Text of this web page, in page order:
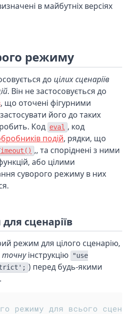
в майбутніх версіях
режиму
до цілих сценаріїв
. Він не застосовується до
, що оточені фігурними
його до таких
Код eval , код
подій, рядки, що
,, та споріднені з ними
або цілими
суворого режиму в них
сценаріїв
режим для цілого сценарію,
точнуінструкцію
"use
) перед будь-якими
режиму для всього